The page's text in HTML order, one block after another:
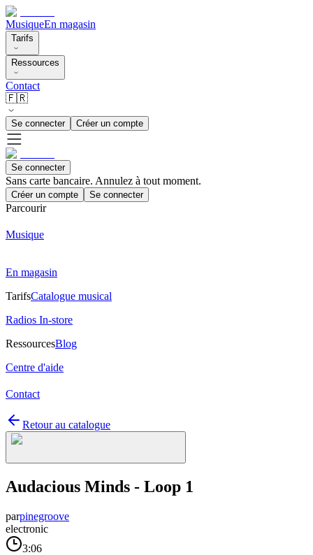
MusiqueEn magasin
Tarifs
Ressources
Contact
🇫🇷
Se connecter Créer un compte
Se connecter
Sans carte bancaire. Annulez à tout moment.
Créer un compte Se connecter
Parcourir
Musique
En magasin
TarifsCatalogue musical
Radios In-store
RessourcesBlog
Centre d'aide
Contact
Retour au catalogue
Audacious Minds - Loop 1
parpinegroove
electronic
3:06